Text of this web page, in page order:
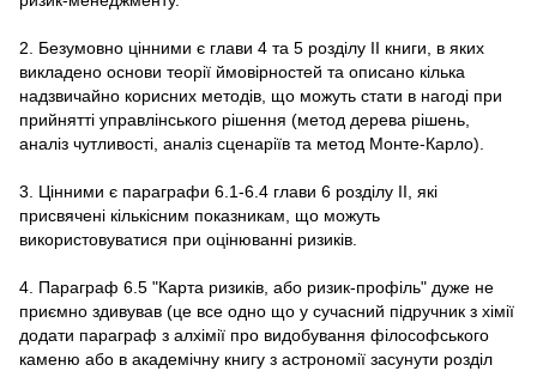
2. Безумовно цінними є глави 4 та 5 розділу ІІ книги, в яких
викладено основи теорії ймовірностей та описано кілька
надзвичайно корисних методів, що можуть стати в нагоді при
прийнятті управлінського рішення (метод дерева рішень,
аналіз чутливості, аналіз сценаріїв та метод Монте-Карло).
3. Цінними є параграфи 6.1-6.4 глави 6 розділу ІІ, які
присвячені кількісним показникам, що можуть
використовуватися при оцінюванні ризиків.
4. Параграф 6.5 "Карта ризиків, або ризик-профіль" дуже не
приємно здивував (це все одно що у сучасний підручник з хімії
додати параграф з алхімії про видобування філософського
каменю або в академічну книгу з астрономії засунути розділ